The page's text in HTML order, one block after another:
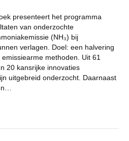
presenteert het programma
van onderzochte
(NH₃) bij
verlagen. Doel: een halvering
methoden. Uit 61
20 kansrijke innovaties
uitgebreid onderzocht. Daarnaast